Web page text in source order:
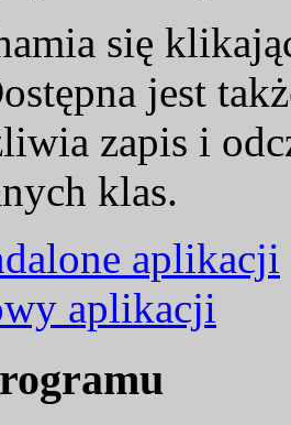
się
jest
zapis i
klas.
aplikacji
aplikacji